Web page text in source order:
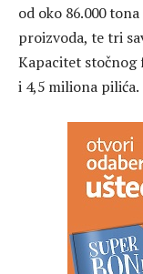
od oko 86.000
proizvoda, te tri
Kapacitet stočnog
i 4,5 miliona pilića.